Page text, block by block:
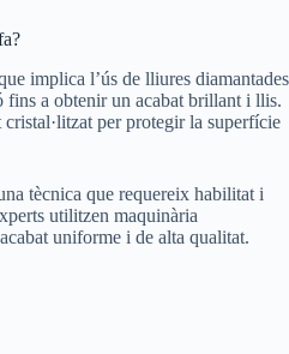
implica l’ús de lliures diamantades
a obtenir un acabat brillant i llis.
per protegir la superfície
tècnica que requereix habilitat i
utilitzen maquinària
uniforme i de alta qualitat.